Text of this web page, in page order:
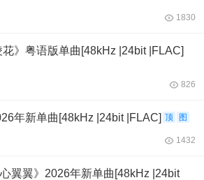
1830
》粤语版单曲[48kHz |24bit |FLAC]
826
年新单曲[48kHz |24bit |FLAC] 顶 图
1432
翼翼》2026年新单曲[48kHz |24bit